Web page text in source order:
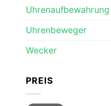
Uhrenaufbewahrung
Uhrenbeweger
Wecker
PREIS